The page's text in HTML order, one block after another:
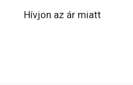
Hívjon az ár miatt